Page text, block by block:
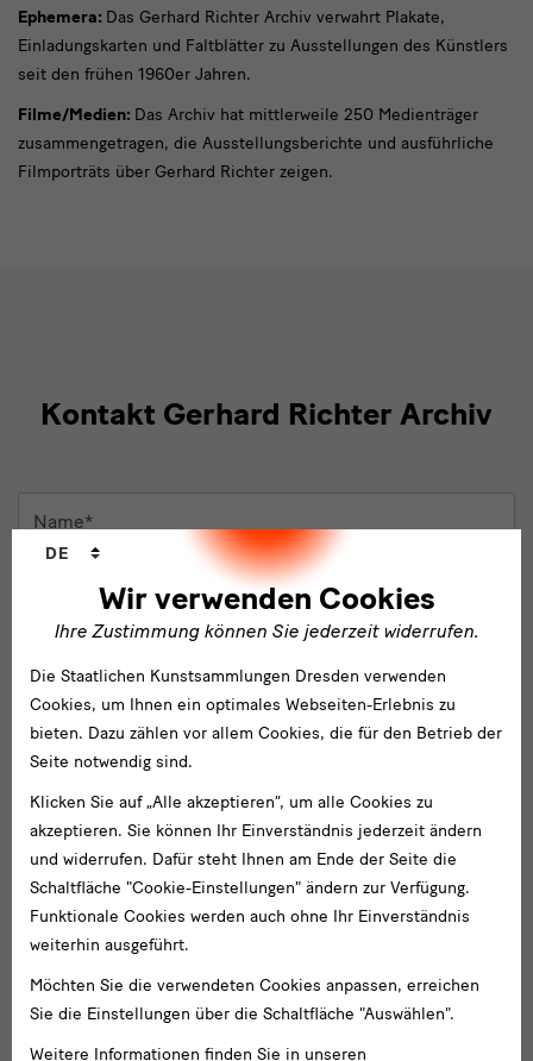
Ephemera: Das Gerhard Richter Archiv verwahrt Plakate,
Einladungskarten und Faltblätter zu Ausstellungen des Künstlers
seit den frühen 1960er Jahren.
Filme/Medien: Das Archiv hat mittlerweile 250 Medienträger
zusammengetragen, die Ausstellungsberichte und ausführliche
Filmporträts über Gerhard Richter zeigen.
Kontakt Gerhard Richter Archiv
Name*
Empfänger *
Bitte Empfänger wählen
E-
Mail-
Adresse
Betreff *
Ihre
Nachricht*
Wir verwenden Cookies
Ihre Zustimmung können Sie jederzeit widerrufen.
Sprachwechsler
DE
Die Staatlichen Kunstsammlungen Dresden verwenden
Cookies, um Ihnen ein optimales Webseiten-Erlebnis zu
bieten. Dazu zählen vor allem Cookies, die für den Betrieb der
Seite notwendig sind.
Klicken Sie auf „Alle akzeptieren“, um alle Cookies zu
akzeptieren. Sie können Ihr Einverständnis jederzeit ändern
und widerrufen. Dafür steht Ihnen am Ende der Seite die
Schaltfläche "Cookie-Einstellungen" ändern zur Verfügung.
Funktionale Cookies werden auch ohne Ihr Einverständnis
weiterhin ausgeführt.
Möchten Sie die verwendeten Cookies anpassen, erreichen
Sie die Einstellungen über die Schaltfläche "Auswählen".
Weitere Informationen finden Sie in unseren